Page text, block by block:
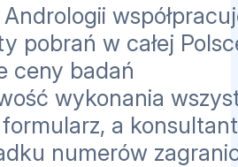
pobrań w całej
ceny badań
wykonania
formularz, a
numerów